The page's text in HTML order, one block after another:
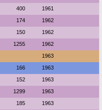
400 1961
174 1962
150 1962
1255 1962
1963
166 1963
152 1963
1299 1963
185 1963